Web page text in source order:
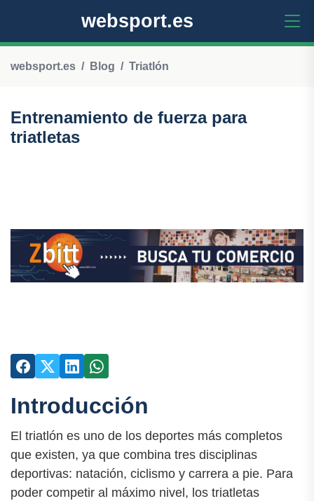
websport.es
websport.es Blog Triatlón
Entrenamiento de fuerza para
triatletas
Introducción
El triatlón es uno de los deportes más completos
que existen, ya que combina tres disciplinas
deportivas: natación, ciclismo y carrera a pie. Para
poder competir al máximo nivel, los triatletas